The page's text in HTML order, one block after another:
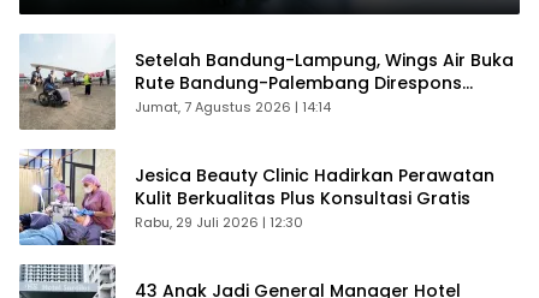
Setelah Bandung-Lampung, Wings Air Buka
Rute Bandung-Palembang Direspons
Langsung Penumpang
Jumat, 7 Agustus 2026 | 14:14
Jesica Beauty Clinic Hadirkan Perawatan
Kulit Berkualitas Plus Konsultasi Gratis
Rabu, 29 Juli 2026 | 12:30
43 Anak Jadi General Manager Hotel